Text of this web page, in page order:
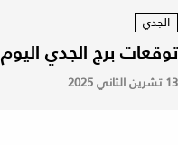
الجدي
توقعات برج الجدي اليوم 13/11/2025
13 تشرين الثاني 2025